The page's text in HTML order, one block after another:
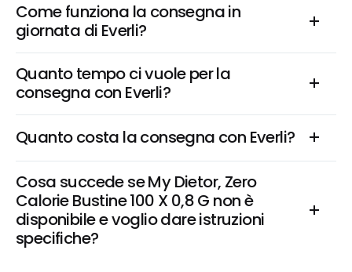
Come funziona la consegna in
giornata di Everli?
Quanto tempo ci vuole per la
consegna con Everli?
Quanto costa la consegna con Everli?
Cosa succede se My Dietor, Zero
Calorie Bustine 100 X 0,8 G non è
disponibile e voglio dare istruzioni
specifiche?